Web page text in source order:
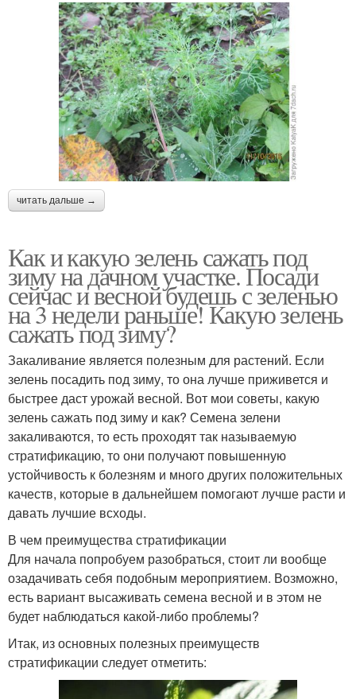
читать дальше →
Как и какую зелень сажать под
зиму на дачном участке. Посади
сейчас и весной будешь с зеленью
на 3 недели раньше! Какую зелень
сажать под зиму?
Закаливание является полезным для растений. Если
зелень посадить под зиму, то она лучше приживется и
быстрее даст урожай весной. Вот мои советы, какую
зелень сажать под зиму и как? Семена зелени
закаливаются, то есть проходят так называемую
стратификацию, то они получают повышенную
устойчивость к болезням и много других положительных
качеств, которые в дальнейшем помогают лучше расти и
давать лучшие всходы.
В чем преимущества стратификации
Для начала попробуем разобраться, стоит ли вообще
озадачивать себя подобным мероприятием. Возможно,
есть вариант высаживать семена весной и в этом не
будет наблюдаться какой-либо проблемы?
Итак, из основных полезных преимуществ
стратификации следует отметить: